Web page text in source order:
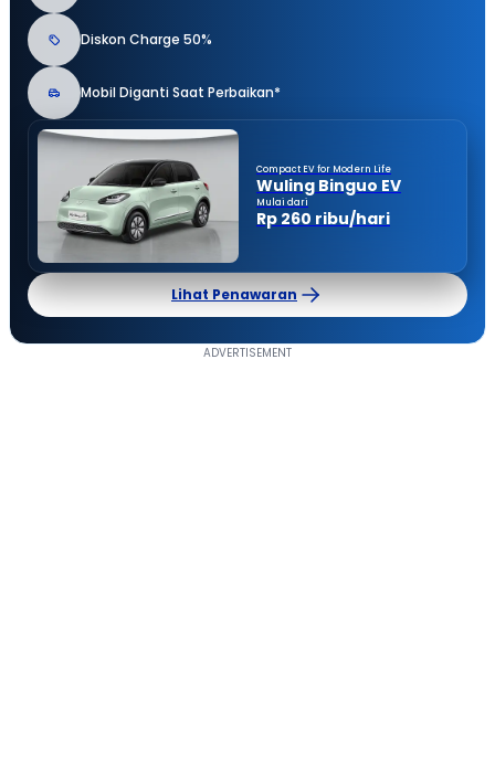
Diskon Charge 50%
Mobil Diganti Saat Perbaikan*
Compact EV for Modern Life
Wuling Binguo EV
Mulai dari
Rp 260 ribu/hari
Lihat Penawaran